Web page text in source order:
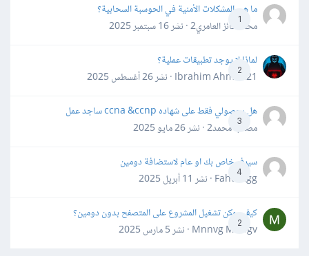
1
ما هي المشكلات الأمنية في الحوسبة السحابية؟
محمد فائز العامري2 · نشر
16 سبتمبر 2025
2
لماذا لا يوجد تطبيقات عملية؟
Ibrahim Ahmed21 · نشر
26 أغسطس 2025
3
هل بحصولي فقط على شهاده ccna &ccnp ساجد عمل
مصعب محمد2 · نشر
26 مايو 2025
4
سيرفر خاص بك او عام لاستضافة دومين
Fahd Ggg · نشر
11 أبريل 2025
2
كيف يمكن تشغيل المشروع على المتصفح بدون دومين؟
Mnnvg Mnbgv · نشر
5 مارس 2025